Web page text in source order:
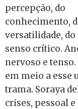
percepção, do
conhecimento,
versatilidade, do
senso crítico.
nervoso e tenso.
em meio a esse
trama. Soraya
crises, pessoal